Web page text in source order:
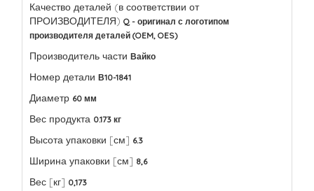
Качество деталей (в соответствии от
ПРОИЗВОДИТЕЛЯ) Q - оригинал с логотипом
производителя деталей (OEM, OES)
Производитель части Вайко
Номер детали В10-1841
Диаметр 60 мм
Вес продукта 0.173 кг
Высота упаковки [см] 6.3
Ширина упаковки [см] 8,6
Вес [кг] 0,173